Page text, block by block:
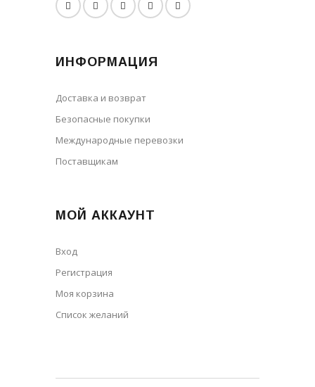
ИНФОРМАЦИЯ
Доставка и возврат
Безопасные покупки
Международные перевозки
Поставщикам
МОЙ АККАУНТ
Вход
Регистрация
Моя корзина
Cписок желаний